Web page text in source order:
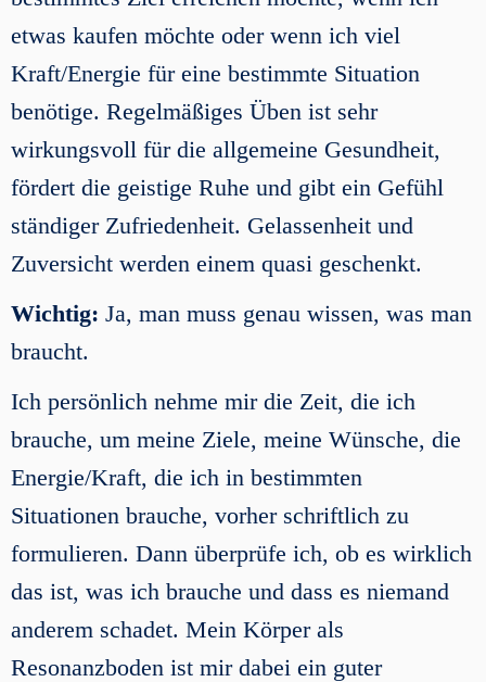
etwas kaufen möchte oder wenn ich viel
Kraft/Energie für eine bestimmte Situation
benötige. Regelmäßiges Üben ist sehr
wirkungsvoll für die allgemeine Gesundheit,
fördert die geistige Ruhe und gibt ein Gefühl
ständiger Zufriedenheit. Gelassenheit und
Zuversicht werden einem quasi geschenkt.
Wichtig: Ja, man muss genau wissen, was man
braucht.
Ich persönlich nehme mir die Zeit, die ich
brauche, um meine Ziele, meine Wünsche, die
Energie/Kraft, die ich in bestimmten
Situationen brauche, vorher schriftlich zu
formulieren. Dann überprüfe ich, ob es wirklich
das ist, was ich brauche und dass es niemand
anderem schadet. Mein Körper als
Resonanzboden ist mir dabei ein guter